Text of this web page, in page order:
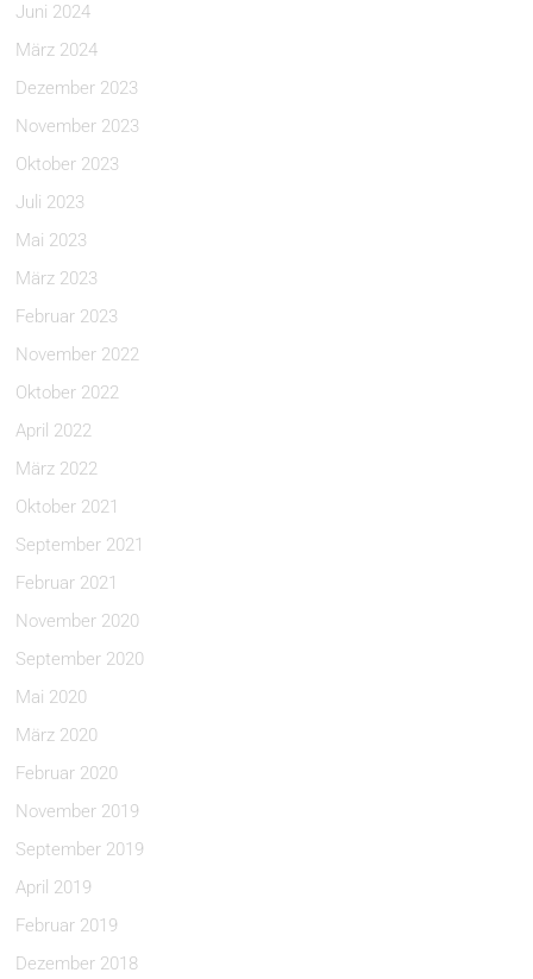
Juni 2024
März 2024
Dezember 2023
November 2023
Oktober 2023
Juli 2023
Mai 2023
März 2023
Februar 2023
November 2022
Oktober 2022
April 2022
März 2022
Oktober 2021
September 2021
Februar 2021
November 2020
September 2020
Mai 2020
März 2020
Februar 2020
November 2019
September 2019
April 2019
Februar 2019
Dezember 2018